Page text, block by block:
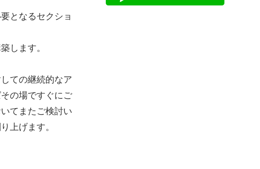
となるセクショ
します。
ての継続的なア
の場ですぐにご
てまたご検討い
上げます。